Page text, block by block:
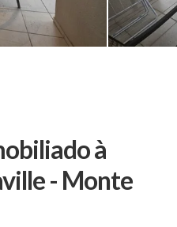
à
- Monte